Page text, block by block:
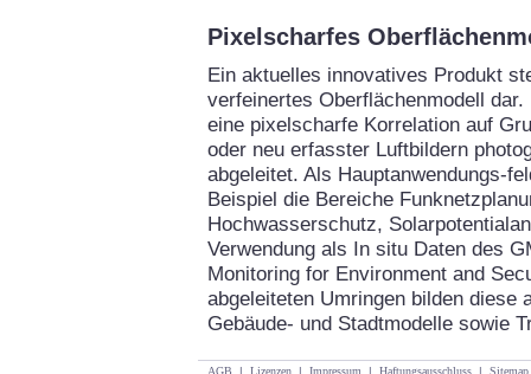
Pixelscharfes
Ein aktuelles innovatives Produkt
verfeinertes Oberflächenmodell
eine pixelscharfe Korrelation auf
oder neu erfasster Luftbildern
abgeleitet. Als Hauptanwendungs-
Beispiel die Bereiche
Hochwasserschutz,
Verwendung als In situ Daten des
Monitoring for Environment and
abgeleiteten Umringen bilden diese
Gebäude- und Stadtmodelle sowie
AGB | Lizenzen | Impressum | Haftungsausschluss | Sitemap